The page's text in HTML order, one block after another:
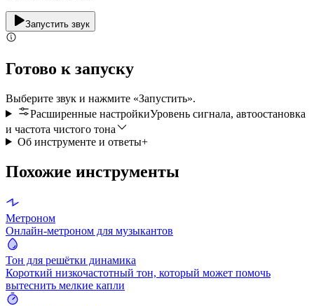
Запустить звук
Готово к запуску
Выберите звук и нажмите «Запустить».
Расширенные настройкиУровень сигнала, автоостановка
и частота чистого тона
Об инструменте и ответы+
Похожие инструменты
Метроном
Онлайн-метроном для музыкантов
Тон для решётки динамика
Короткий низкочастотный тон, который может помочь
вытеснить мелкие капли